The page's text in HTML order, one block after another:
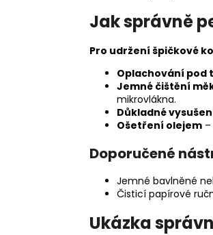
Jak správně
Pro udržení špičkové
Oplachování pod
Jemné čištění
mikrovlákna.
Důkladné
Ošetření olejem
Doporučené
Jemné bavlněné
Čisticí papírové
Ukázka